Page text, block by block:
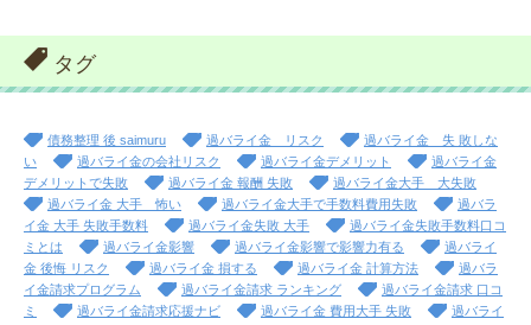
タグ
債務整理 後 saimuru 過バライ金 リスク
過バライ金 失 敗しな
い
過バライ金の会社リスク 過バライ金デメリット
過バライ金
デメリットで失敗
過バライ金 報酬 失敗
過バライ金大手 大失敗
過バライ金 大手 怖い
過バライ金大手で手数料費用失敗
過バラ
イ金 大手 失敗手数料
過バライ金失敗 大手
過バライ金失敗手数料口コ
ミとは
過バライ金影響 過バライ金影響で影響力有る
過バライ
金 後悔 リスク
過バライ金 損する 過バライ金 計算方法
過バラ
イ金請求プログラム
過バライ金請求 ランキング
過バライ金請求 口コ
ミ
過バライ金請求応援ナビ 過バライ金 費用大手 失敗 過バライ